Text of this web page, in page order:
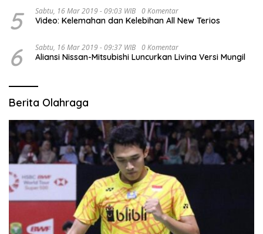
5 Sabtu, 16 Mar 2019 - 09:03 WIB 0 Komentar
Video: Kelemahan dan Kelebihan All New Terios
6 Sabtu, 16 Mar 2019 - 09:37 WIB 0 Komentar
Aliansi Nissan-Mitsubishi Luncurkan Livina Versi Mungil
Berita Olahraga